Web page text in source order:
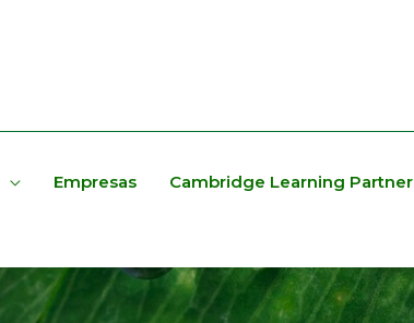
Empresas Cambridge Learning Partner